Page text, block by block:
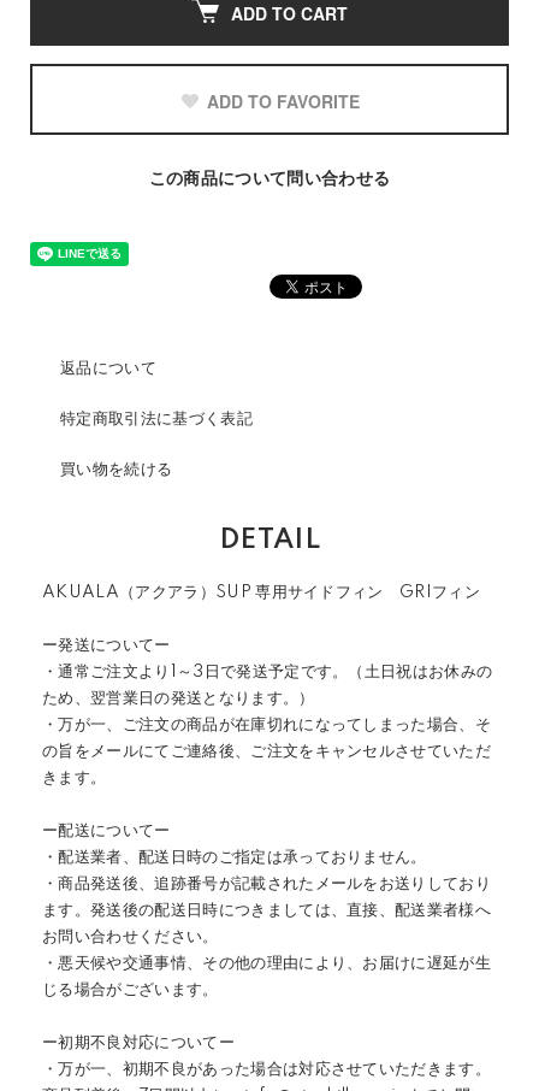
ADD TO CART
ADD TO FAVORITE
この商品について問い合わせる
返品について
特定商取引法に基づく表記
買い物を続ける
DETAIL
AKUALA（アクアラ）SUP 専用サイドフィン GRIフィン
ー発送についてー
・通常ご注文より1～3日で発送予定です。（土日祝はお休みの
ため、翌営業日の発送となります。）
・万が一、ご注文の商品が在庫切れになってしまった場合、そ
の旨をメールにてご連絡後、ご注文をキャンセルさせていただ
きます。
ー配送についてー
・配送業者、配送日時のご指定は承っておりません。
・商品発送後、追跡番号が記載されたメールをお送りしており
ます。発送後の配送日時につきましては、直接、配送業者様へ
お問い合わせください。
・悪天候や交通事情、その他の理由により、お届けに遅延が生
じる場合がございます。
ー初期不良対応についてー
・万が一、初期不良があった場合は対応させていただきます。